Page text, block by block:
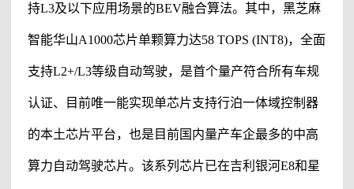
持L3及以下应用场景的BEV融合算法。其中， 黑芝麻
智能华山A1000芯片单颗算力达58 TOPS (INT8)，全面
支持L2+/L3等级自动驾驶，是首个量产符合所有车规
认证、目前唯一能实现单芯片支持行泊一体域控制器
的本土芯片平台，也是目前国内量产车企最多的中高
算力自动驾驶芯片。该系列芯片已在吉利银河E8和星